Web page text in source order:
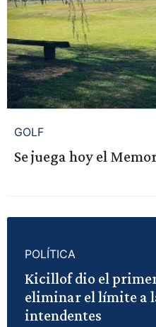
GOLF
Se juega hoy el
POLÍTICA
Kicillof dio el
eliminar el límite a
intendentes